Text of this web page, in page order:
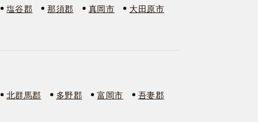
塩谷郡 那須郡 真岡市
大田原市
北群馬郡 多野郡 富岡市
吾妻郡